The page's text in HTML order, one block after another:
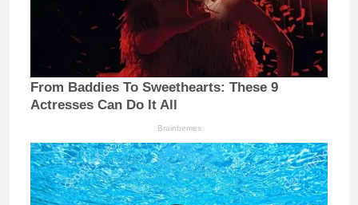
From Baddies To Sweethearts: These 9
Actresses Can Do It All
Brainberries